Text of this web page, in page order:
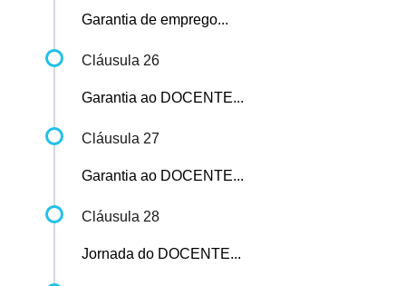
Garantia de emprego...
Cláusula 26
Garantia ao DOCENTE...
Cláusula 27
Garantia ao DOCENTE...
Cláusula 28
Jornada do DOCENTE...